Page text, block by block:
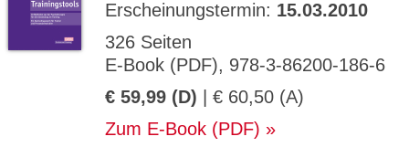
Erscheinungstermin: 15.03.2010
326 Seiten
E-Book (PDF), 978-3-86200-186-6
€ 59,99 (D) | € 60,50 (A)
Zum E-Book (PDF)